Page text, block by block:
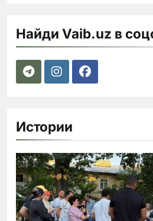
Найди Vaib.uz в
Истории